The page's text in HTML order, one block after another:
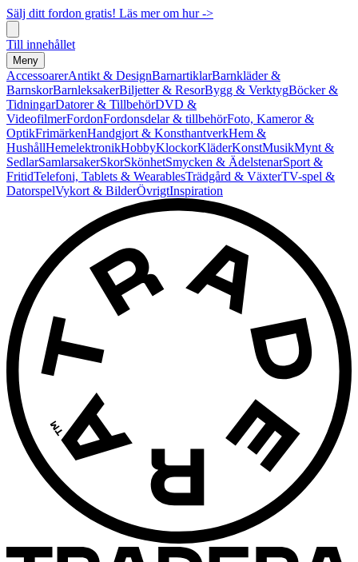
Sälj ditt fordon gratis! Läs mer om hur ->
Till innehållet
Meny
AccessoarerAntikt & DesignBarnartiklarBarnkläder &
BarnskorBarnleksakerBiljetter & ResorBygg & VerktygBöcker &
TidningarDatorer & TillbehörDVD &
VideofilmerFordonFordonsdelar & tillbehörFoto, Kameror &
OptikFrimärkenHandgjort & KonsthantverkHem &
HushållHemelektronikHobbyKlockorKläderKonstMusikMynt &
SedlarSamlarsakerSkorSkönhetSmycken & ÄdelstenarSport &
FritidTelefoni, Tablets & WearablesTrädgård & VäxterTV-spel &
DatorspelVykort & BilderÖvrigtInspiration